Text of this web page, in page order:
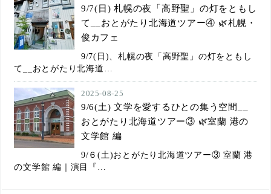
9/7(日) 札幌の夜「高野聖」の灯をともし
て__おとがたり北海道ツアー④ 🌿札幌・
俊カフェ
9/7(日)、札幌の夜「高野聖」の灯をともし
て__おとがたり北海道…
2025-08-25
9/6(土) 文学を愛するひとの集う空間__
おとがたり北海道ツアー③ 🌿室蘭 港の
文学館 編
9/６(土)おとがたり北海道ツアー③ 室蘭 港
の文学館 編｜演目『…